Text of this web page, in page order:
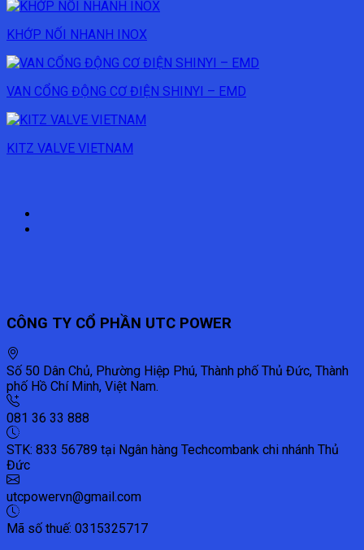
KHỚP NỐI NHANH INOX
VAN CỔNG ĐỘNG CƠ ĐIỆN SHINYI – EMD
KITZ VALVE VIETNAM
CÔNG TY CỔ PHẦN UTC POWER
Số 50 Dân Chủ, Phường Hiệp Phú, Thành phố Thủ Đức, Thành
phố Hồ Chí Minh, Việt Nam.
081 36 33 888
STK: 833 56789 tại Ngân hàng Techcombank chi nhánh Thủ
Đức
utcpowervn@gmail.com
Mã số thuế: 0315325717